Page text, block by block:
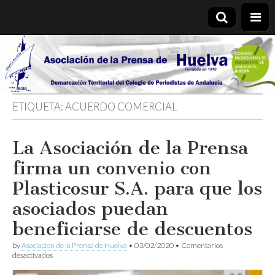
Asociación
de la
Prensa de
Huelva
ETIQUETA:ACUERDO COMERCIAL
La Asociación de la Prensa
firma un convenio con
Plasticosur S.A. para que los
asociados puedan
beneficiarse de descuentos
byAsociacion de la Prensa de Huelva • 03/02/2020 • Comentarios
desactivadosen